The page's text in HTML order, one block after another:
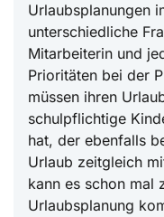
Urlaubsplanungen
unterschiedliche
Mitarbeiterin und
Prioritäten bei der
müssen ihren
schulpflichtige
hat, der ebenfalls
Urlaub zeitgleich
kann es schon mal
Urlaubsplanung